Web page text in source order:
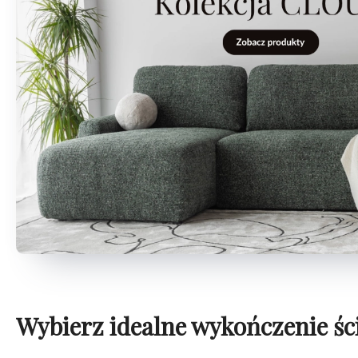
Wybierz idealne wykończenie